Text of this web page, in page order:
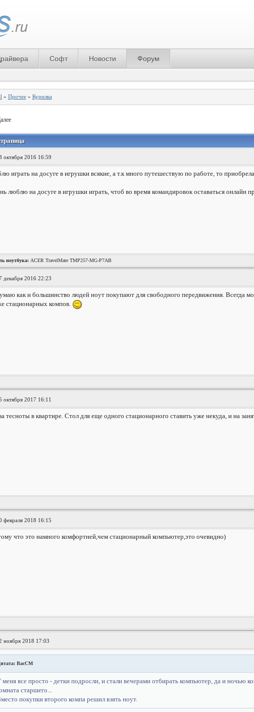
Софт Новости Форум
» Прочее» Курилка
октября 2016 16:59
играть на досуге в игрушки всякие, а т.к много путешествую по работе, то
люблю на досуге в игрушки играть, чтоб во время командировок оставаться
ноутбука:ACER TravelMate TMP257-MG-P7AB
декабря 2016 22:23
как и большинство людей ноут покупают для свободного передвижения. Всегда
стационарных компов.
октября 2017 16:11
тесноты в квартире. Стол для еще одного стационарного ставить уже некуда, и на
февраля 2018 16:15
что это намного комфортней,чем стационарный компьютер,это очевидно)
ноября 2018 17:03
BacCM
меня все просто - детки подросли, и стали вечерами отбирать компьютер, да и ночью
старшего...
покупки второго компа решил взять ноут.